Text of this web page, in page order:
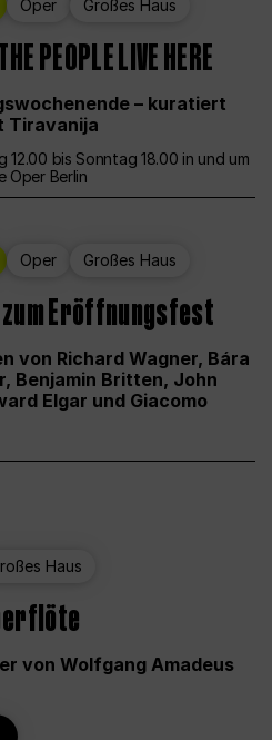
Oper Großes Haus
PEOPLE LIVE HERE
– kuratiert
Tiravanija
12.00 bis Sonntag 18.00 in und um
Oper Berlin
Oper Großes Haus
Eröffnungsfest
von Richard Wagner, Bára
Benjamin Britten, John
Elgar und Giacomo
Haus
von Wolfgang Amadeus